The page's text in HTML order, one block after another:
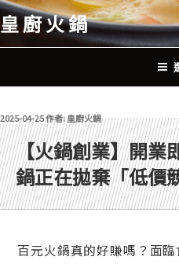
跳
至
主
內
皇廚火鍋
發佈於
2025-04-25作者:皇廚火鍋
【火鍋創業】開業
鍋正在拋棄「低價
百元火鍋真的好賺嗎？面